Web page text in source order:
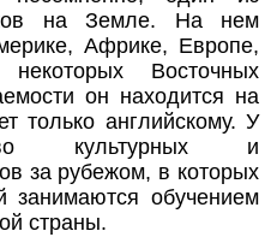
на Земле. На нем
Африке, Европе,
Восточных
он находится на
только английскому. У
культурных и
за рубежом, в которых
занимаются обучением
страны.